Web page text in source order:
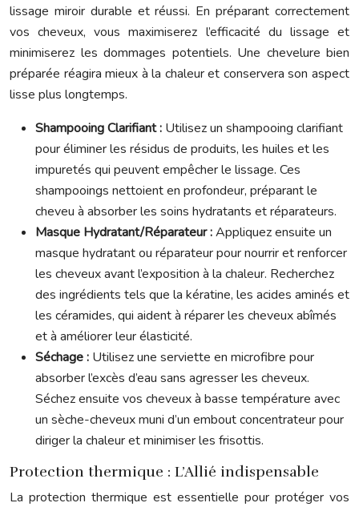
lissage miroir durable et réussi. En préparant correctement
vos cheveux, vous maximiserez l’efficacité du lissage et
minimiserez les dommages potentiels. Une chevelure bien
préparée réagira mieux à la chaleur et conservera son aspect
lisse plus longtemps.
Shampooing Clarifiant : Utilisez un shampooing clarifiant
pour éliminer les résidus de produits, les huiles et les
impuretés qui peuvent empêcher le lissage. Ces
shampooings nettoient en profondeur, préparant le
cheveu à absorber les soins hydratants et réparateurs.
Masque Hydratant/Réparateur :Appliquez ensuite un
masque hydratant ou réparateur pour nourrir et renforcer
les cheveux avant l’exposition à la chaleur. Recherchez
des ingrédients tels que la kératine, les acides aminés et
les céramides, qui aident à réparer les cheveux abîmés
et à améliorer leur élasticité.
Séchage : Utilisez une serviette en microfibre pour
absorber l’excès d’eau sans agresser les cheveux.
Séchez ensuite vos cheveux à basse température avec
un sèche-cheveux muni d’un embout concentrateur pour
diriger la chaleur et minimiser les frisottis.
Protection thermique : L’Allié indispensable
La protection thermique est essentielle pour protéger vos